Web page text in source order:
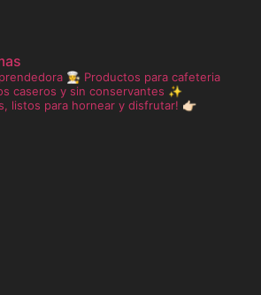
👩‍🍳 Productos para cafeteria
caseros y sin conservantes ✨
listos para hornear y disfrutar! 👉🏻